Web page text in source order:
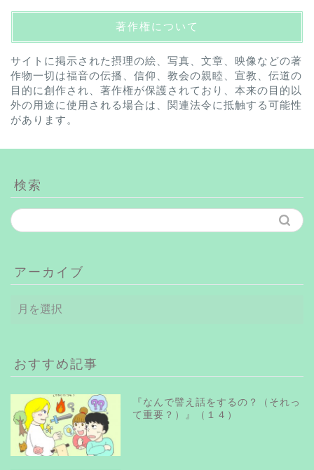
著作権について
サイトに掲示された摂理の絵、写真、文章、映像などの著
作物一切は福音の伝播、信仰、教会の親睦、宣教、伝道の
目的に創作され、著作権が保護されており、本来の目的以
外の用途に使用される場合は、関連法令に抵触する可能性
があります。
検索
アーカイブ
ー
ブ
おすすめ記事
『なんで譬え話をするの？（それっ
て重要？）』（１４）